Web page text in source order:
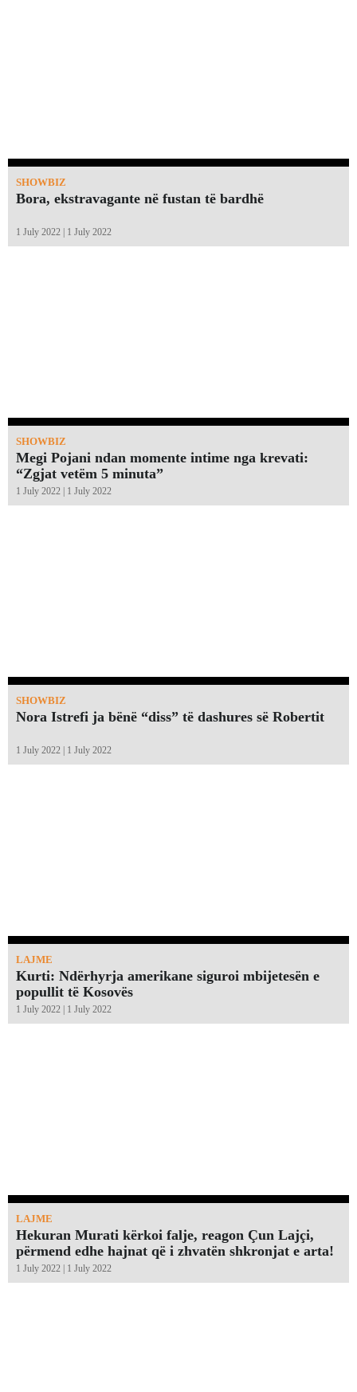
SHOWBIZ
Bora, ekstravagante në fustan të bardhë
1 July 2022 | 1 July 2022
SHOWBIZ
Megi Pojani ndan momente intime nga krevati:
“Zgjat vetëm 5 minuta”￼
1 July 2022 | 1 July 2022
SHOWBIZ
Nora Istrefi ja bënë “diss” të dashures së Robertit
1 July 2022 | 1 July 2022
LAJME
Kurti: Ndërhyrja amerikane siguroi mbijetesën e
popullit të Kosovës
1 July 2022 | 1 July 2022
LAJME
Hekuran Murati kërkoi falje, reagon Çun Lajçi,
përmend edhe hajnat që i zhvatën shkronjat e arta!￼
1 July 2022 | 1 July 2022